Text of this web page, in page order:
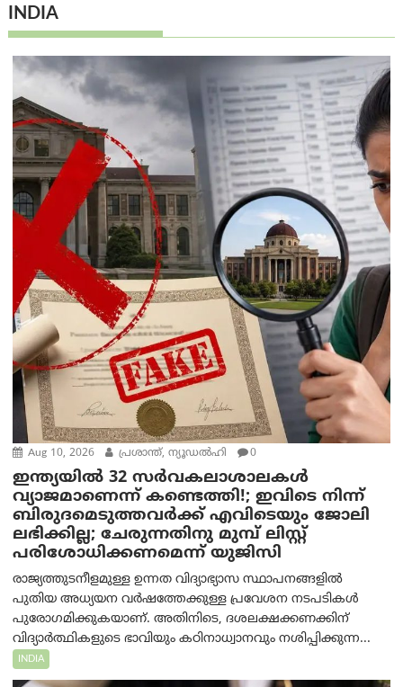
INDIA
Aug 10, 2026 പ്രശാന്ത്, ന്യൂഡല്‍ഹി 0
ഇന്ത്യയില്‍ 32 സർവകലാശാലകൾ
വ്യാജമാണെന്ന് കണ്ടെത്തി!; ഇവിടെ നിന്ന്
ബിരുദമെടുത്തവര്‍ക്ക് എവിടെയും ജോലി
ലഭിക്കില്ല; ചേരുന്നതിനു മുമ്പ് ലിസ്റ്റ്
പരിശോധിക്കണമെന്ന് യുജിസി
രാജ്യത്തുടനീളമുള്ള ഉന്നത വിദ്യാഭ്യാസ സ്ഥാപനങ്ങളിൽ
പുതിയ അധ്യയന വർഷത്തേക്കുള്ള പ്രവേശന നടപടികൾ
പുരോഗമിക്കുകയാണ്. അതിനിടെ, ദശലക്ഷക്കണക്കിന്
വിദ്യാർത്ഥികളുടെ ഭാവിയും കഠിനാധ്വാനവും നശിപ്പിക്കുന്ന...
INDIA